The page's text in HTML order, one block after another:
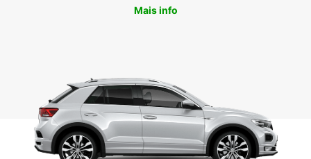
Mais info